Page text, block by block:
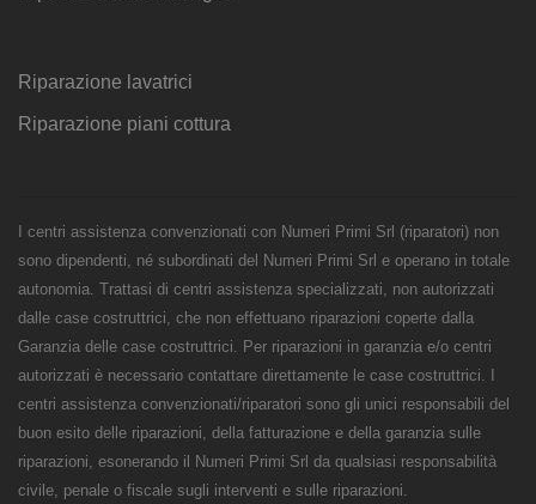
Riparazione lavatrici
Riparazione piani cottura
I centri assistenza convenzionati con Numeri Primi Srl (riparatori) non
sono dipendenti, né subordinati del Numeri Primi Srl e operano in totale
autonomia. Trattasi di centri assistenza specializzati, non autorizzati
dalle case costruttrici, che non effettuano riparazioni coperte dalla
Garanzia delle case costruttrici. Per riparazioni in garanzia e/o centri
autorizzati è necessario contattare direttamente le case costruttrici. I
centri assistenza convenzionati/riparatori sono gli unici responsabili del
buon esito delle riparazioni, della fatturazione e della garanzia sulle
riparazioni, esonerando il Numeri Primi Srl da qualsiasi responsabilità
civile, penale o fiscale sugli interventi e sulle riparazioni.